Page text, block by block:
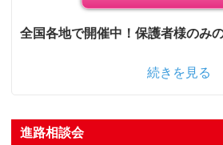
全国各地で開催中！保護者様のみ
続きを見る
進路相談会